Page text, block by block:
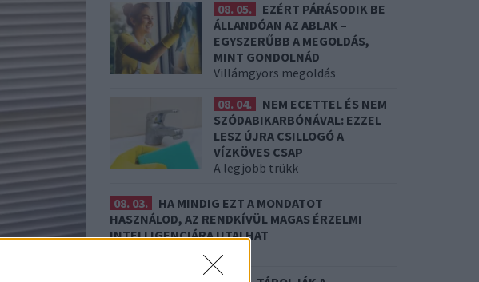
08. 05.
EZÉRT PÁRÁSODIK BE
ÁLLANDÓAN AZ ABLAK –
EGYSZERŰBB A MEGOLDÁS,
MINT GONDOLNÁD
Villámgyors megoldás
08. 04.
NEM ECETTEL ÉS NEM
SZÓDABIKARBÓNÁVAL: EZZEL
LESZ ÚJRA CSILLOGÓ A
VÍZKÖVES CSAP
A legjobb trükk
08. 03.
HA MINDIG EZT A MONDATOT
HASZNÁLOD, AZ RENDKÍVÜL MAGAS ÉRZELMI
INTELLIGENCIÁRA UTALHAT